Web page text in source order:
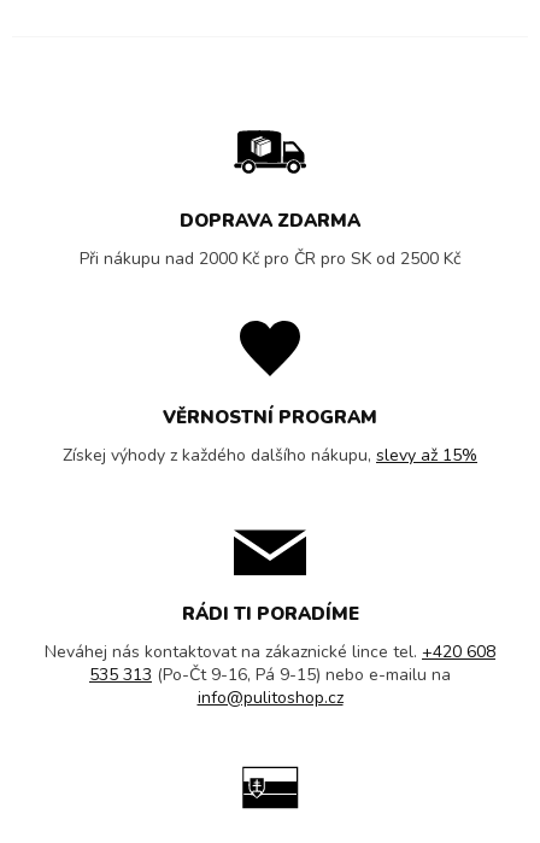
DOPRAVA ZDARMA
Při nákupu nad 2000 Kč pro ČR pro SK od 2500 Kč
VĚRNOSTNÍ PROGRAM
Získej výhody z každého dalšího nákupu, slevy až 15%
RÁDI TI PORADÍME
Neváhej nás kontaktovat na zákaznické lince tel. +420 608
535 313 (Po-Čt 9-16, Pá 9-15) nebo e-mailu na
info@pulitoshop.cz